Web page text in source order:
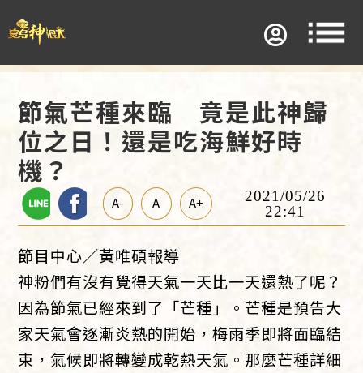
節氣芒種來臨 竟是此神歸
位之日！還是吃海鮮好時
機？
A- A A+
2021/05/26
22:41
節目中心／黃唯碩報導
神粉們有沒有覺得天氣一天比一天還熱了呢？
因為節氣已經來到了「芒種」。芒種是預告大
家天氣會逐漸炎熱的開始，梅雨季即將面臨結
束，氣候即將轉變成乾熱天氣。那麼芒種詳細